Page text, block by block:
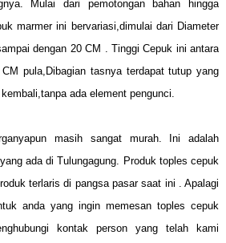
Mulai dari pemotongan bahan hingga
marmer ini bervariasi,dimulai dari Diameter
dengan 20 CM . Tinggi Cepuk ini antara
pula,Dibagian tasnya terdapat tutup yang
ada element pengunci.
masih sangat murah. Ini adalah
ada di Tulungagung. Produk toples cepuk
terlaris di pangsa pasar saat ini . Apalagi
anda yang ingin memesan toples cepuk
kontak person yang telah kami